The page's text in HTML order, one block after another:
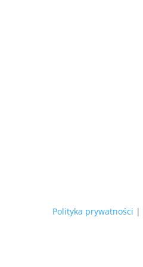
Polityka prywatności |